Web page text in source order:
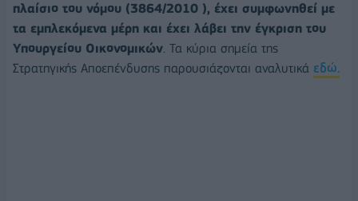
πλαίσιο του νόμου (3864/2010 ), έχει συμφωνηθεί με
τα εμπλεκόμενα μέρη και έχει λάβει την έγκριση του
Υπουργείου Οικονομικών. Τα κύρια σημεία της
Στρατηγικής Αποεπένδυσης παρουσιάζονται αναλυτικά εδώ.